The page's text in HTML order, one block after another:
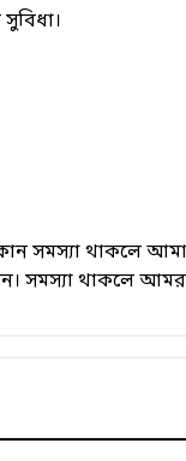
কোন সমস্যা
সমস্যা থাকলে